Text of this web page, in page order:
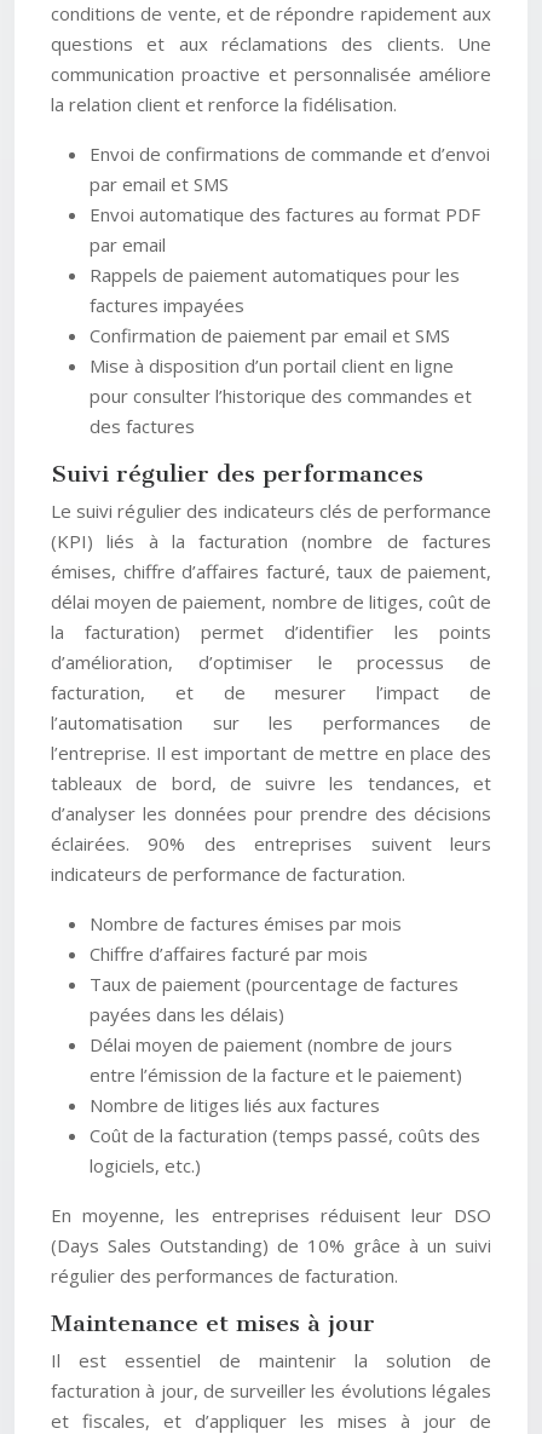
conditions de vente, et de répondre rapidement aux
questions et aux réclamations des clients. Une
communication proactive et personnalisée améliore
la relation client et renforce la fidélisation.
Envoi de confirmations de commande et d’envoi
par email et SMS
Envoi automatique des factures au format PDF
par email
Rappels de paiement automatiques pour les
factures impayées
Confirmation de paiement par email et SMS
Mise à disposition d’un portail client en ligne
pour consulter l’historique des commandes et
des factures
Suivi régulier des performances
Le suivi régulier des indicateurs clés de performance
(KPI) liés à la facturation (nombre de factures
émises, chiffre d’affaires facturé, taux de paiement,
délai moyen de paiement, nombre de litiges, coût de
la facturation) permet d’identifier les points
d’amélioration, d’optimiser le processus de
facturation, et de mesurer l’impact de
l’automatisation sur les performances de
l’entreprise. Il est important de mettre en place des
tableaux de bord, de suivre les tendances, et
d’analyser les données pour prendre des décisions
éclairées. 90% des entreprises suivent leurs
indicateurs de performance de facturation.
Nombre de factures émises par mois
Chiffre d’affaires facturé par mois
Taux de paiement (pourcentage de factures
payées dans les délais)
Délai moyen de paiement (nombre de jours
entre l’émission de la facture et le paiement)
Nombre de litiges liés aux factures
Coût de la facturation (temps passé, coûts des
logiciels, etc.)
En moyenne, les entreprises réduisent leur DSO
(Days Sales Outstanding) de 10% grâce à un suivi
régulier des performances de facturation.
Maintenance et mises à jour
Il est essentiel de maintenir la solution de
facturation à jour, de surveiller les évolutions légales
et fiscales, et d’appliquer les mises à jour de